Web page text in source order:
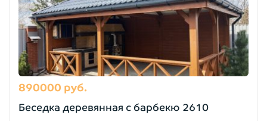
890000 руб.
Беседка деревянная с барбекю 2610